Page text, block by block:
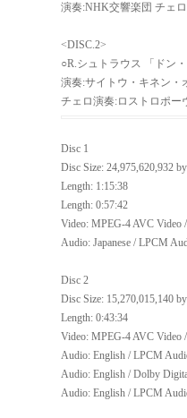
演奏:NHK交響楽団 チェ
<DISC.2>
○R.シュトラウス 「ドン・
演奏:サイトウ・キネン・
チェロ演奏:ロストロポー
Disc 1
Disc Size: 24,975,620,932
Length: 1:15:38
Length: 0:57:42
Video: MPEG-4 AVC Video
Audio: Japanese / LPCM
Disc 2
Disc Size: 15,270,015,140
Length: 0:43:34
Video: MPEG-4 AVC Video
Audio: English / LPCM
Audio: English / Dolby
Audio: English / LPCM